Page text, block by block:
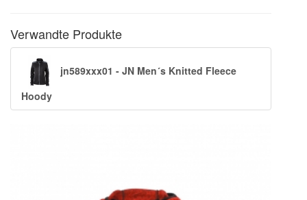
Verwandte Produkte
jn589xxx01 - JN Men´s Knitted Fleece
Hoody